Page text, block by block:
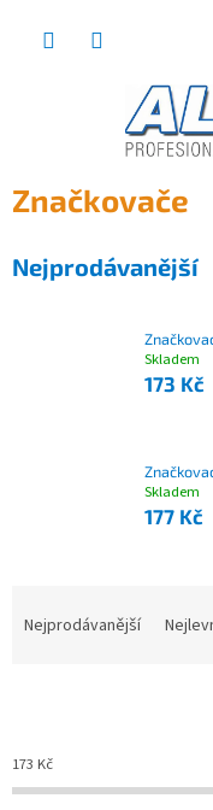
Značkovače
Nejprodávanější
Skladem
173 Kč
Skladem
177 Kč
Ř
í
p
Nejprodávanější
173 Kč